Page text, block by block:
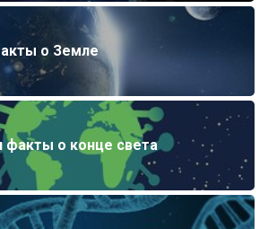
о Земле
факты о конце света